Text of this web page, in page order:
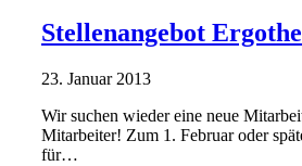
Stellenangebot
23. Januar 2013
Wir suchen wieder eine neue
Mitarbeiter! Zum 1. Februar oder
für…